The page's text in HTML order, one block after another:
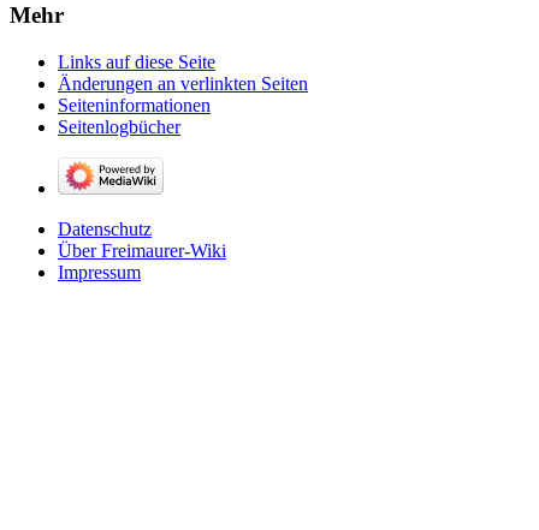
Mehr
Links auf diese Seite
Änderungen an verlinkten Seiten
Seiten­­informationen
Seitenlogbücher
Datenschutz
Über Freimaurer-Wiki
Impressum